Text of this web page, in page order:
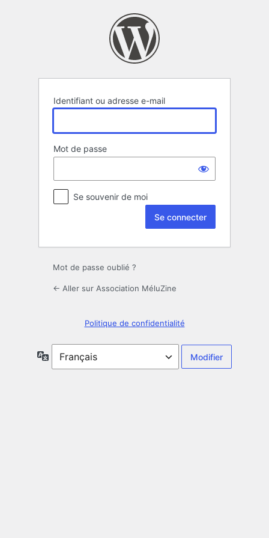
Identifiant ou adresse e-mail
Mot de passe
Se souvenir de moi
Mot de passe oublié ?
← Aller sur Association MéluZine
Politique de confidentialité
Langue